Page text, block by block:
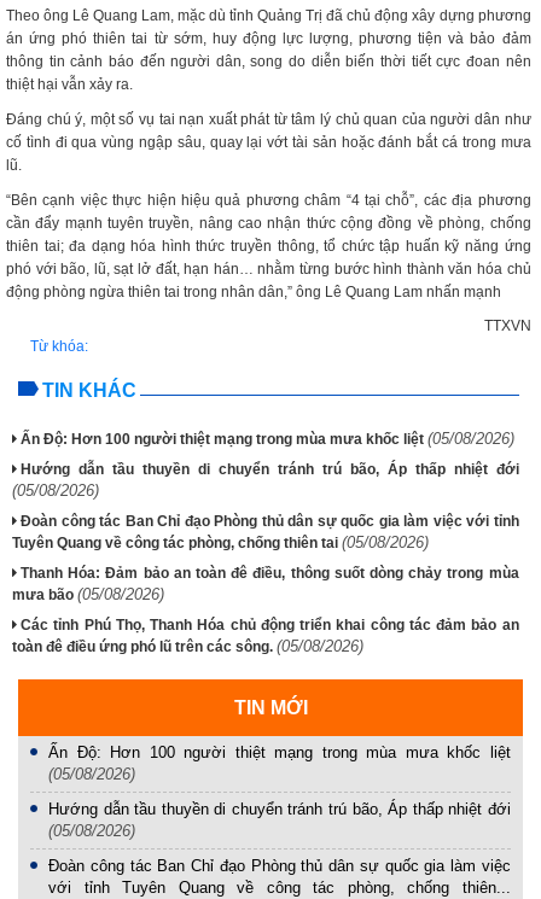
Theo ông Lê Quang Lam, mặc dù tỉnh Quảng Trị đã chủ động xây dựng phương
án ứng phó thiên tai từ sớm, huy động lực lượng, phương tiện và bảo đảm
thông tin cảnh báo đến người dân, song do diễn biến thời tiết cực đoan nên
thiệt hại vẫn xảy ra.
Đáng chú ý, một số vụ tai nạn xuất phát từ tâm lý chủ quan của người dân như
cố tình đi qua vùng ngập sâu, quay lại vớt tài sản hoặc đánh bắt cá trong mưa
lũ.
“Bên cạnh việc thực hiện hiệu quả phương châm “4 tại chỗ”, các địa phương
cần đẩy mạnh tuyên truyền, nâng cao nhận thức cộng đồng về phòng, chống
thiên tai; đa dạng hóa hình thức truyền thông, tổ chức tập huấn kỹ năng ứng
phó với bão, lũ, sạt lở đất, hạn hán… nhằm từng bước hình thành văn hóa chủ
động phòng ngừa thiên tai trong nhân dân,” ông Lê Quang Lam nhấn mạnh
TTXVN
Từ khóa:
TIN KHÁC
Ấn Độ: Hơn 100 người thiệt mạng trong mùa mưa khốc liệt (05/08/2026)
Hướng dẫn tầu thuyền di chuyển tránh trú bão, Áp thấp nhiệt đới
(05/08/2026)
Đoàn công tác Ban Chỉ đạo Phòng thủ dân sự quốc gia làm việc với tỉnh
Tuyên Quang về công tác phòng, chống thiên tai (05/08/2026)
Thanh Hóa: Đảm bảo an toàn đê điều, thông suốt dòng chảy trong mùa
mưa bão (05/08/2026)
Các tỉnh Phú Thọ, Thanh Hóa chủ động triển khai công tác đảm bảo an
toàn đê điều ứng phó lũ trên các sông. (05/08/2026)
TIN MỚI
Ấn Độ: Hơn 100 người thiệt mạng trong mùa mưa khốc liệt
(05/08/2026)
Hướng dẫn tầu thuyền di chuyển tránh trú bão, Áp thấp nhiệt đới
(05/08/2026)
Đoàn công tác Ban Chỉ đạo Phòng thủ dân sự quốc gia làm việc
với tỉnh Tuyên Quang về công tác phòng, chống thiên...